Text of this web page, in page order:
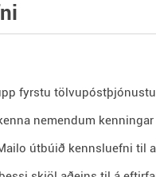
fyrstu
nemendum
útbúið kennsluefni til